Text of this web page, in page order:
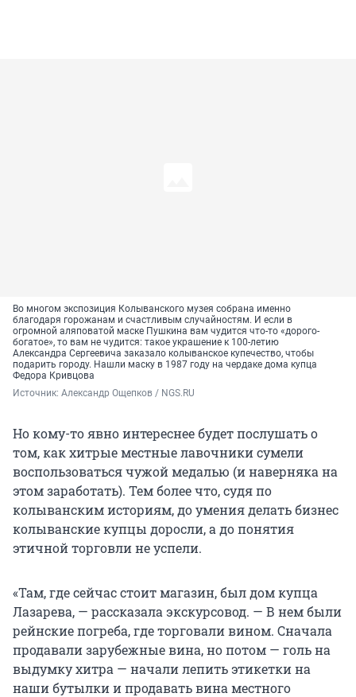
Во многом экспозиция Колыванского музея собрана именно
благодаря горожанам и счастливым случайностям. И если в
огромной аляповатой маске Пушкина вам чудится что-то «дорого-
богатое», то вам не чудится: такое украшение к 100-летию
Александра Сергеевича заказало колыванское купечество, чтобы
подарить городу. Нашли маску в 1987 году на чердаке дома купца
Федора Кривцова
Источник: Александр Ощепков / NGS.RU
Но кому-то явно интереснее будет послушать о
том, как хитрые местные лавочники сумели
воспользоваться чужой медалью (и наверняка на
этом заработать). Тем более что, судя по
колыванским историям, до умения делать бизнес
колыванские купцы доросли, а до понятия
этичной торговли не успели.
«Там, где сейчас стоит магазин, был дом купца
Лазарева, — рассказала экскурсовод. — В нем были
рейнские погреба, где торговали вином. Сначала
продавали зарубежные вина, но потом — голь на
выдумку хитра — начали лепить этикетки на
наши бутылки и продавать вина местного